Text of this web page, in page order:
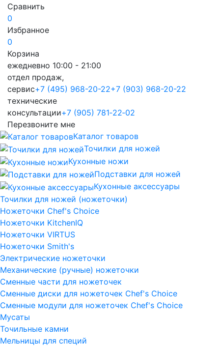
Сравнить
0
Избранное
0
Корзина
ежедневно 10:00 - 21:00
отдел продаж,
сервис+7 (495) 968-20-22+7 (903) 968-20-22
технические
консультации+7 (905) 781‑22‑02
Перезвоните мне
Каталог товаров
Точилки для ножей
Кухонные ножи
Подставки для ножей
Кухонные аксессуары
Точилки для ножей (ножеточки)
Ножеточки Chef's Choice
Ножеточки KitchenIQ
Ножеточки VIRTUS
Ножеточки Smith's
Электрические ножеточки
Механические (ручные) ножеточки
Сменные части для ножеточек
Сменные диски для ножеточек Chef's Choice
Сменные модули для ножеточек Chef's Choice
Мусаты
Точильные камни
Мельницы для специй